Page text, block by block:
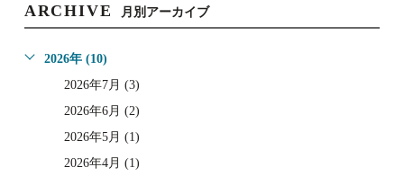
ARCHIVE 月別アーカイブ
2026年 (10)
2026年7月 (3)
2026年6月 (2)
2026年5月 (1)
2026年4月 (1)